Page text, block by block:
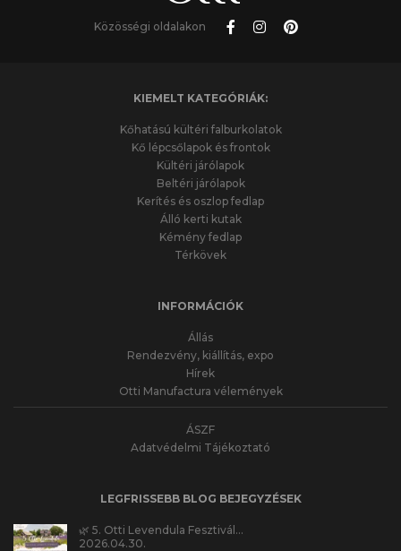
Közösségi oldalakon
KIEMELT KATEGÓRIÁK:
Kőhatású kültéri falburkolatok
Kő lépcsőlapok és frontok
Kültéri járólapok
Beltéri járólapok
Kerítés és oszlop fedlap
Álló kerti kutak
Kémény fedlap
Térkövek
INFORMÁCIÓK
Állás
Rendezvény, kiállítás, expo
Hírek
Otti Manufactura vélemények
ÁSZF
Adatvédelmi Tájékoztató
LEGFRISSEBB BLOG BEJEGYZÉSEK
🌿 5. Otti Levendula Fesztivál…
2026.04.30.